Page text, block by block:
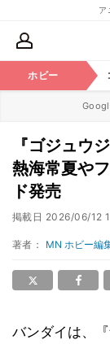
ア
ホビー
アニメ
『ゴジュウ
熱海常夏や
ド発売
掲載日 2026/06/12
著者： MN ホビー編
バンダイは、